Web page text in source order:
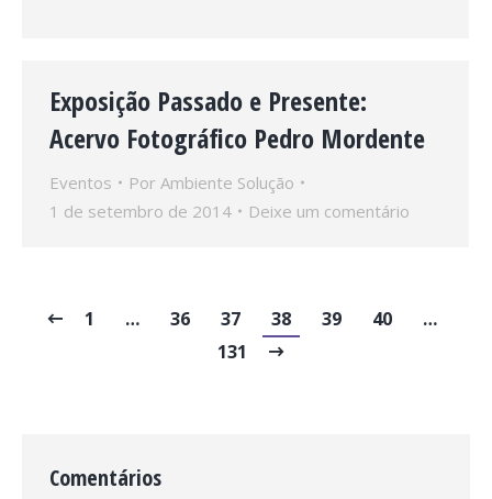
Exposição Passado e Presente:
Acervo Fotográfico Pedro Mordente
Eventos Por Ambiente Solução
1 de setembro de 2014
Deixe um comentário
1 … 36 37 38 39 40
…
131
Comentários